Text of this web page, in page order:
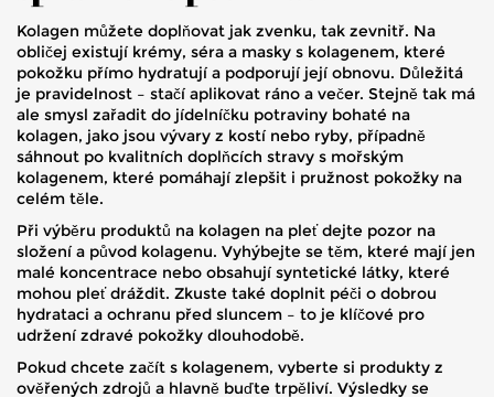
Kolagen můžete doplňovat jak zvenku, tak zevnitř. Na
obličej existují krémy, séra a masky s kolagenem, které
pokožku přímo hydratují a podporují její obnovu. Důležitá
je pravidelnost – stačí aplikovat ráno a večer. Stejně tak má
ale smysl zařadit do jídelníčku potraviny bohaté na
kolagen, jako jsou vývary z kostí nebo ryby, případně
sáhnout po kvalitních doplňcích stravy s mořským
kolagenem, které pomáhají zlepšit i pružnost pokožky na
celém těle.
Při výběru produktů na kolagen na pleť dejte pozor na
složení a původ kolagenu. Vyhýbejte se těm, které mají jen
malé koncentrace nebo obsahují syntetické látky, které
mohou pleť dráždit. Zkuste také doplnit péči o dobrou
hydrataci a ochranu před sluncem – to je klíčové pro
udržení zdravé pokožky dlouhodobě.
Pokud chcete začít s kolagenem, vyberte si produkty z
ověřených zdrojů a hlavně buďte trpěliví. Výsledky se